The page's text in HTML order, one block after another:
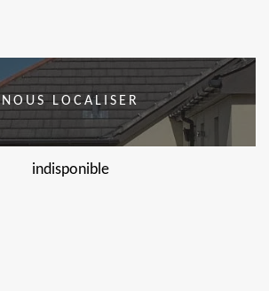
NOUS LOCALISER
indisponible